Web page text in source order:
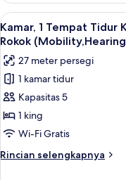
Asap
Rokok
Deluks,
1
Tempat
King,
Bebas
Asap
Rokok
Lihat
semua
foto
untuk
Kamar,
1
Tempat
Tidur
King,
akses
3
Kamar, 1 Tempat Tidur
Rokok
27 meter persegi
1 kamar tidur
Kapasitas 5
1 king
Wi-Fi Gratis
Rincian selengkapnya
Rincian